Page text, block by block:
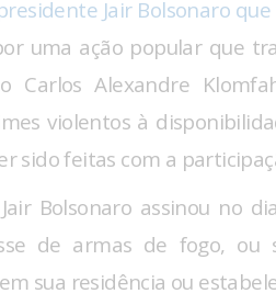
Jair Bolsonaro
uma ação popular que
Carlos Alexandre
violentos à
sido feitas com a
Bolsonaro assinou no
de armas de fogo, ou
sua residência ou